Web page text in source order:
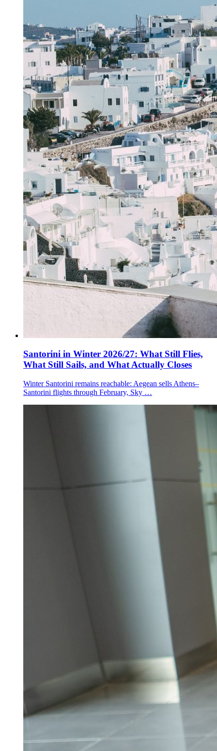
Santorini in Winter 2026/27: What Still Flies,
What Still Sails, and What Actually Closes
Winter Santorini remains reachable: Aegean sells Athens–
Santorini flights through February, Sky …